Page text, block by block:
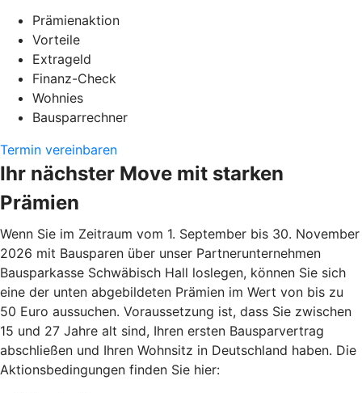
Prämienaktion
Vorteile
Extrageld
Finanz-Check
Wohnies
Bausparrechner
Termin vereinbaren
Ihr nächster Move mit starken
Prämien
Wenn Sie im Zeitraum vom 1. September bis 30. November
2026 mit Bausparen über unser Partnerunternehmen
Bausparkasse Schwäbisch Hall loslegen, können Sie sich
eine der unten abgebildeten Prämien im Wert von bis zu
50 Euro aussuchen. Voraussetzung ist, dass Sie zwischen
15 und 27 Jahre alt sind, Ihren ersten Bausparvertrag
abschließen und Ihren Wohnsitz in Deutschland haben. Die
Aktionsbedingungen finden Sie hier: